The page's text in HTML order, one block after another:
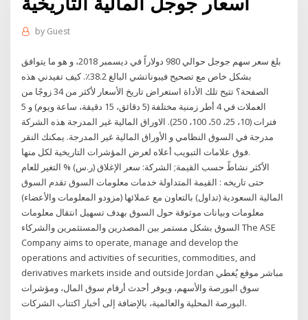
by Guest
بلغ سعر سهم جوجل حوالي 980 دولاراً في ديسمبر 2018، و هو ما يتوافق
بشكل خاص مع تصحيح فيبوناتشي البالغ 38.2٪. كيف تفيدني هذه
الصفحة؟ تتيح تلك الأداة استعراض تاريخ الأسعار لأكثر من 34 زوجًا من
العملات في 4 أطر زمنية مختلفة (5 دقائق، 15 دقيقة، ساعة ويوم) و 5
فترات (10، 25، 50، 100، 250). الاوراق المالية غير المدرجة هذه الشركة
مدرجة في السوق النظامي و الأوراق المالية غير المدرجة. يمكنك النقر
فوق علامات التبويب أعلاه لعرض المؤشرات التاريخية لكل منها.
الأكثر نشاطً حسب القيمة; الشركة: سعر الإغلاق (ر.س) % التغير للعام
حتى تاريخه : القيمة المتداولة خدمات معلومات السوق تقدم السوق
المالية السعودية (تداول) بالتعاون مع عملائها (مزودو المعلومات والأعضاء)
معلومات وبيانات موثوقة حول السوق بهدف تسهيل انتقال معلومات
السوق بشكل مستمر بين المصدرين والمستثمرين والشركاء The ASE
Company aims to operate, manage and develop the
operations and activities of securities, commodities, and
derivatives markets inside and outside Jordan مباشر موقع يُغطي
سوق البورصة والأسهم، ويوفر أحدث أرقام سوق المال، ومؤشرات
البورصة المحلية والعالمية، بالإضافة إلى أخبار اكتتاب الشركات.